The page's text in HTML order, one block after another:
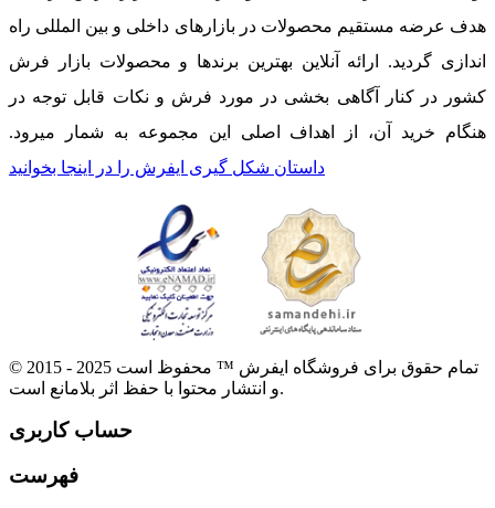
هدف عرضه مستقیم محصولات در بازارهای داخلی و بین المللی راه
اندازی گردید. ارائه آنلاین بهترین برندها و محصولات بازار فرش
کشور در کنار آگاهی بخشی در مورد فرش و نکات قابل توجه در
هنگام خرید آن، از اهداف اصلی این مجموعه به شمار میرود.
داستان شکل گیری ایفرش را در اینجا بخوانید
© 2015 - 2025 تمام حقوق برای فروشگاه ایفرش ™ محفوظ است
و انتشار محتوا با حفظ اثر بلامانع است.
حساب کاربری
فهرست